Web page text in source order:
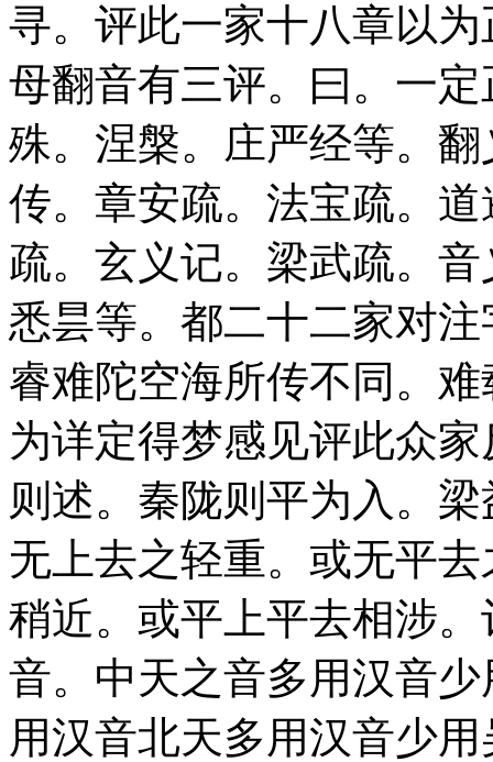
寻。评此一家十八章以
母翻音有三评。曰。一
殊。涅槃。庄严经等。
传。章安疏。法宝疏。
疏。玄义记。梁武疏。
悉昙等。都二十二家对
睿难陀空海所传不同。
为详定得梦感见评此众
则述。秦陇则平为入。
无上去之轻重。或无平
稍近。或平上平去相涉
音。中天之音多用汉音
用汉音北天多用汉音少